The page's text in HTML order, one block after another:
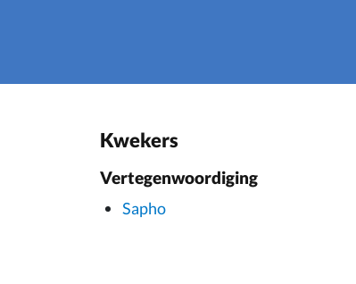
Kwekers
Vertegenwoordiging
Sapho